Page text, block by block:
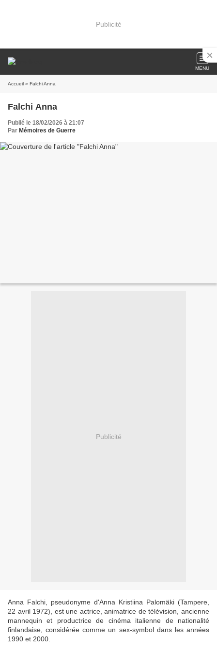
Publicité
MENU
Accueil » Falchi Anna
Falchi Anna
Publié le 18/02/2026 à 21:07
Par Mémoires de Guerre
Publicité
Anna Falchi, pseudonyme d'Anna Kristiina Palomäki (Tampere,
22 avril 1972), est une actrice, animatrice de télévision, ancienne
mannequin et productrice de cinéma italienne de nationalité
finlandaise, considérée comme un sex-symbol dans les années
1990 et 2000.